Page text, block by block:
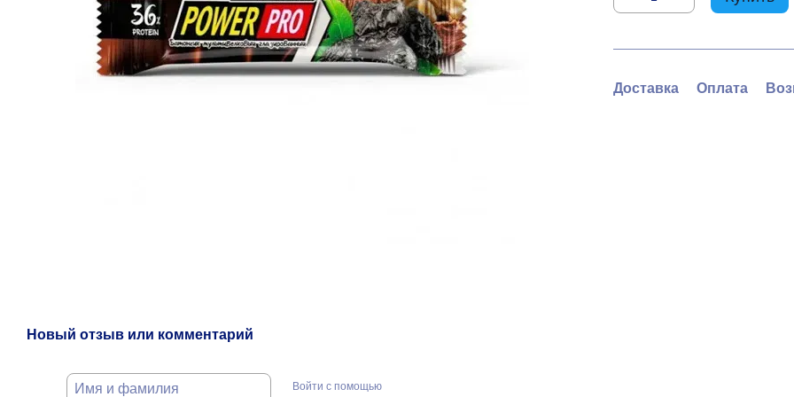
Новый отзыв или комментарий
Войти с помощью
Доставка Оплата